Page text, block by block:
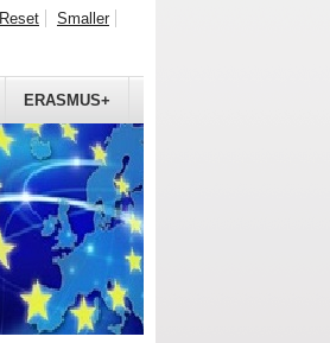
ERASMUS+
Reset Smaller